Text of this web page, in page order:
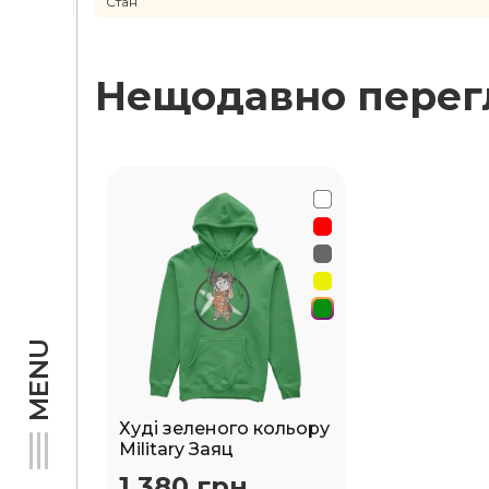
Нещодавно
Худі зеленого кольору
Military Заяц
MENU